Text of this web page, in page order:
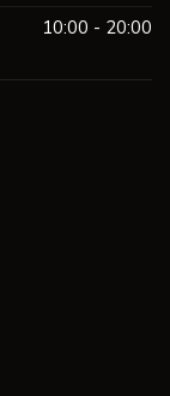
10:00 - 20:00